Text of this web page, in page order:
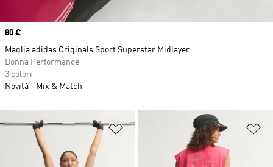
Aggiungi alla lista dei desideri
Price
80 €
Maglia adidas Originals Sport Superstar Midlayer
Donna Performance
3 colori
Novità
Mix & Match